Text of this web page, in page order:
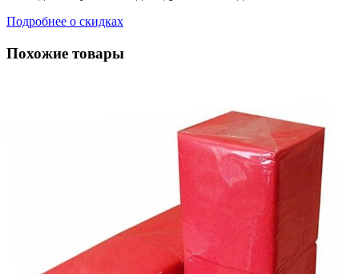
Подробнее о скидках
Похожие товары